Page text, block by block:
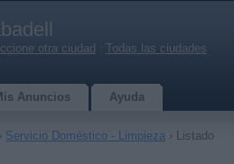
otra ciudad Todas las ciudades
Anuncios Ayuda
› Servicio Doméstico - Limpieza › Listado